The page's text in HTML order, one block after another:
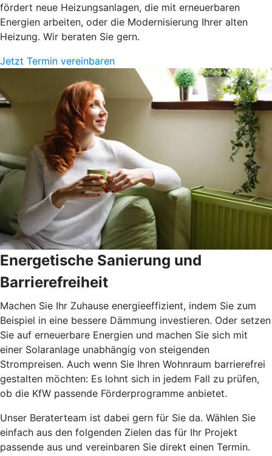
fördert neue Heizungsanlagen, die mit erneuerbaren
Energien arbeiten, oder die Modernisierung Ihrer alten
Heizung. Wir beraten Sie gern.
Jetzt Termin vereinbaren
Energetische Sanierung und
Barrierefreiheit
Machen Sie Ihr Zuhause energieeffizient, indem Sie zum
Beispiel in eine bessere Dämmung investieren. Oder setzen
Sie auf erneuerbare Energien und machen Sie sich mit
einer Solaranlage unabhängig von steigenden
Strompreisen. Auch wenn Sie Ihren Wohnraum barrierefrei
gestalten möchten: Es lohnt sich in jedem Fall zu prüfen,
ob die KfW passende Förderprogramme anbietet.
Unser Beraterteam ist dabei gern für Sie da. Wählen Sie
einfach aus den folgenden Zielen das für Ihr Projekt
passende aus und vereinbaren Sie direkt einen Termin.